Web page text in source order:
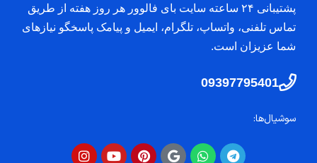
پشتیبانی ۲۴ ساعته سایت بای فالوور هر روز هفته از طریق
تماس تلفنی، واتساپ، تلگرام، ایمیل و پیامک پاسخگو نیازهای
شما عزیزان است.
09397795401
سوشیال‌ها: